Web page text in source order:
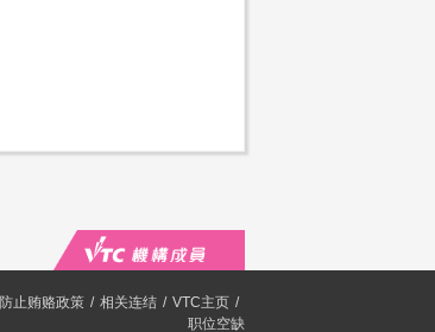
防止贿赂政策 相关连结
VTC主页
职位空缺